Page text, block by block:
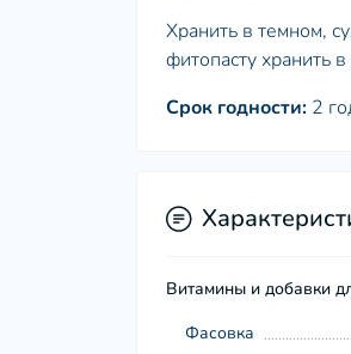
Хранить в темном,
фитопасту хранить
Срок годности: 2
Витамины и добавки
Фасовка